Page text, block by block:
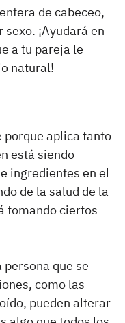
de cabeceo,
¡Ayudará en
a tu pareja le
natural!
porque aplica tanto
está siendo
ingredientes en el
de la salud de la
tomando ciertos
que se
como las
pueden alterar